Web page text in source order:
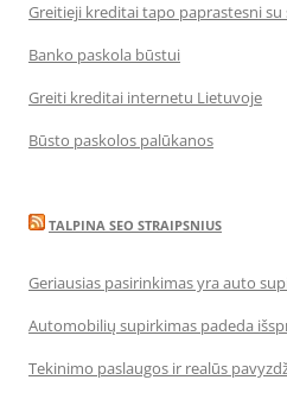
Greitieji kreditai tapo paprastesni su
Banko paskola būstui
Greiti kreditai internetu Lietuvoje
Būsto paskolos palūkanos
TALPINA SEO STRAIPSNIUS
Geriausias pasirinkimas yra auto
Automobilių supirkimas padeda
Tekinimo paslaugos ir realūs